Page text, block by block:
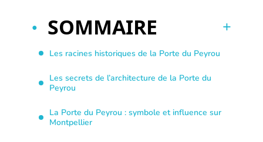
SOMMAIRE
Les racines historiques de la Porte du Peyrou
Les secrets de l’architecture de la Porte du
Peyrou
La Porte du Peyrou : symbole et influence sur
Montpellier